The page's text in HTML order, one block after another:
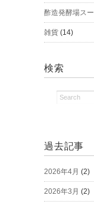
酢造発酵場スー
雑貨 (14)
検索
過去記事
2026年4月 (2)
2026年3月 (2)